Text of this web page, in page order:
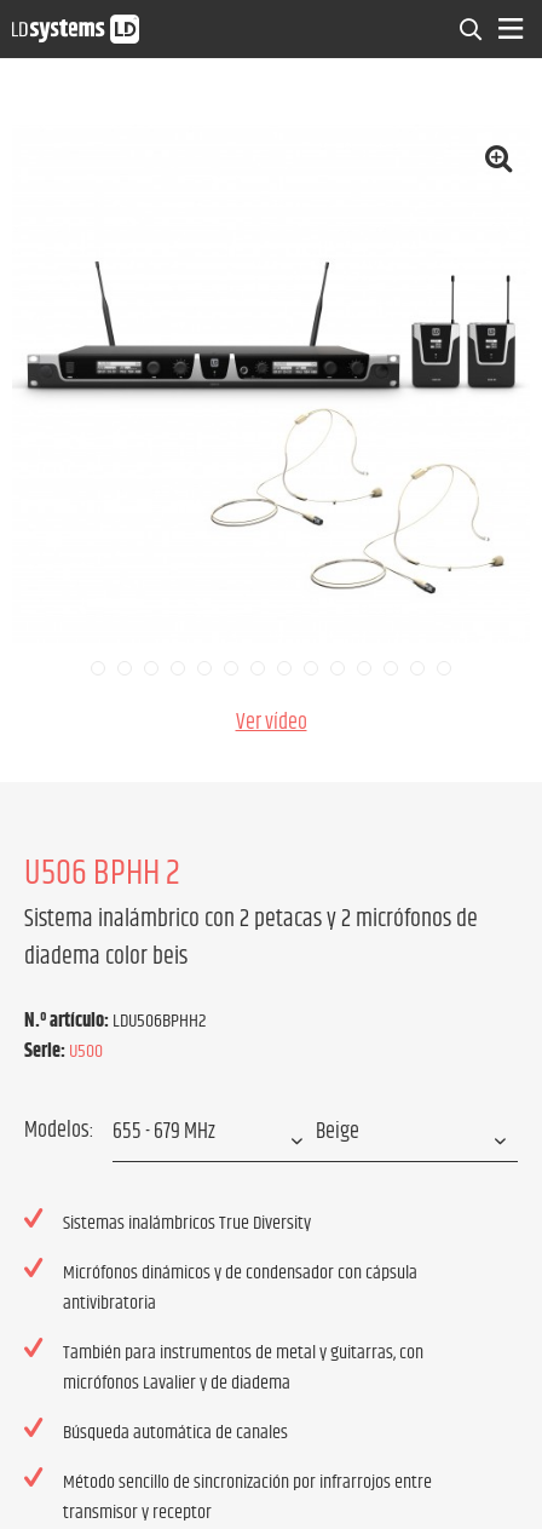
Ver vídeo
U506 BPHH 2
Sistema inalámbrico con 2 petacas y 2 micrófonos de
diadema color beis
N.º artículo:LDU506BPHH2
Serie:U500
Modelos:
Sistemas inalámbricos True Diversity
Micrófonos dinámicos y de condensador con cápsula
antivibratoria
También para instrumentos de metal y guitarras, con
micrófonos Lavalier y de diadema
Búsqueda automática de canales
Método sencillo de sincronización por infrarrojos entre
transmisor y receptor